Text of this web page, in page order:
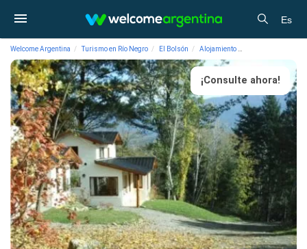
Es
Welcome Argentina Turismo en Río Negro El Bolsón Alojamiento
¡Consulte ahora!